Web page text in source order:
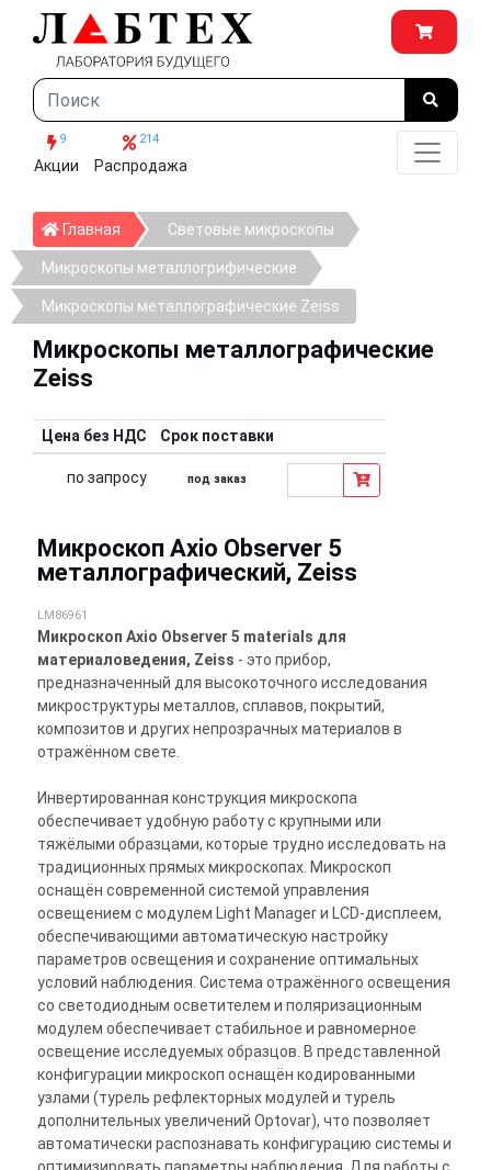
9
Акции
214
Распродажа
Главная ГлавнаяСветовые микроскопы
Микроскопы металлогрифические
Микроскопы металлографические Zeiss
Микроскопы металлографические
Zeiss
Цена без НДС Срок поставки
по запросу под заказ
Микроскоп Axio Observer 5
металлографический, Zeiss
LM86961
Микроскоп Axio Observer 5 materials для
материаловедения, Zeiss - это прибор,
предназначенный для высокоточного исследования
микроструктуры металлов, сплавов, покрытий,
композитов и других непрозрачных материалов в
отражённом свете.
Инвертированная конструкция микроскопа
обеспечивает удобную работу с крупными или
тяжёлыми образцами, которые трудно исследовать на
традиционных прямых микроскопах. Микроскоп
оснащён современной системой управления
освещением с модулем Light Manager и LCD-дисплеем,
обеспечивающими автоматическую настройку
параметров освещения и сохранение оптимальных
условий наблюдения. Система отражённого освещения
со светодиодным осветителем и поляризационным
модулем обеспечивает стабильное и равномерное
освещение исследуемых образцов. В представленной
конфигурации микроскоп оснащён кодированными
узлами (турель рефлекторных модулей и турель
дополнительных увеличений Optovar), что позволяет
автоматически распознавать конфигурацию системы и